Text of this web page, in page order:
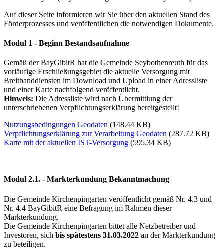
Auf dieser Seite informieren wir Sie über den aktuellen Stand des
Förderprozesses und veröffentlichen die notwendigen Dokumente.
Modul 1 - Beginn Bestandsaufnahme
Gemäß der BayGibitR hat die Gemeinde Seybothenreuth für das
vorläufige Erschließungsgebiet die aktuelle Versorgung mit
Breitbanddiensten im Download und Upload in einer Adressliste
und einer Karte nachfolgend veröffentlicht.
Hinweis: Die Adressliste wird nach Übermittlung der
unterschriebenen Verpflichtungserklärung bereitgestellt!
Nutzungsbedingungen Geodaten (148.44 KB)
Verpflichtungserklärung zur Verarbeitung Geodaten (287.72 KB)
Karte mit der aktuellen IST-Versorgung (595.34 KB)
Modul 2.1. - Markterkundung Bekanntmachung
Die Gemeinde Kirchenpingarten veröffentlicht gemäß Nr. 4.3 und
Nr. 4.4 BayGibitR eine Befragung im Rahmen dieser
Markterkundung.
Die Gemeinde Kirchenpingarten bittet alle Netzbetreiber und
Investoren, sich bis spätestens 31.03.2022 an der Markterkundung
zu beteiligen.